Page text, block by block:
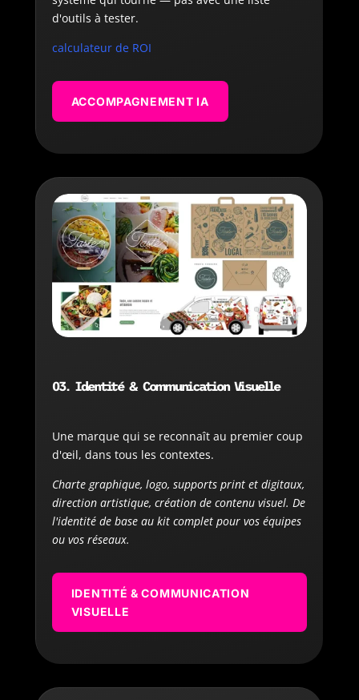
d'outils à tester.
calculateur de ROI
ACCOMPAGNEMENT IA
03. Identité & Communication Visuelle
Une marque qui se reconnaît au premier coup
d'œil, dans tous les contextes.
Charte graphique, logo, supports print et digitaux,
direction artistique, création de contenu visuel. De
l'identité de base au kit complet pour vos équipes
ou vos réseaux.
IDENTITÉ & COMMUNICATION
VISUELLE